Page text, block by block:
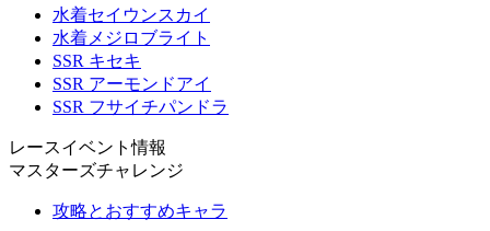
水着セイウンスカイ
水着メジロブライト
SSR キセキ
SSR アーモンドアイ
SSR フサイチパンドラ
レースイベント情報
マスターズチャレンジ
攻略とおすすめキャラ